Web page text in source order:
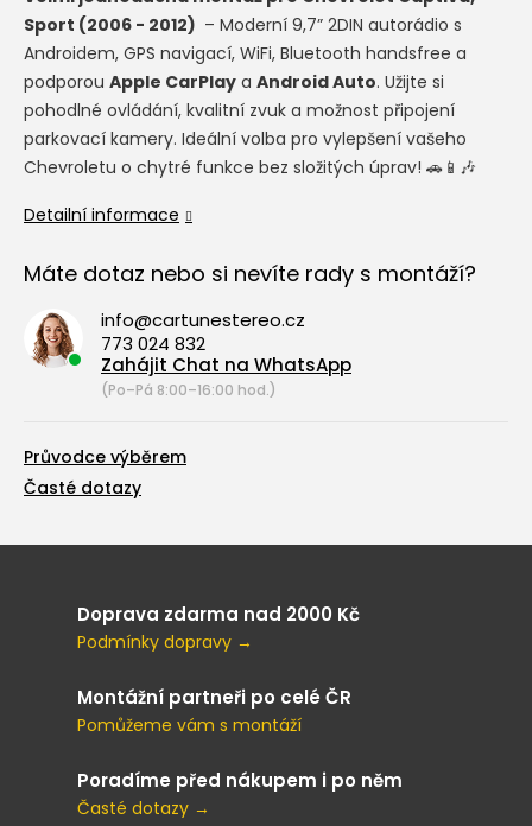
Sport (2006 - 2012) – Moderní 9,7” 2DIN autorádio s
Androidem, GPS navigací, WiFi, Bluetooth handsfree a
podporou Apple CarPlay a Android Auto. Užijte si
pohodlné ovládání, kvalitní zvuk a možnost připojení
parkovací kamery. Ideální volba pro vylepšení vašeho
Chevroletu o chytré funkce bez složitých úprav! 🚗📱🎶
Detailní informace
Máte dotaz nebo si nevíte rady s montáží?
info@cartunestereo.cz
773 024 832
Zahájit Chat na WhatsApp
(Po–Pá 8:00–16:00 hod.)
Průvodce výběrem
Časté dotazy
Doprava zdarma nad 2000 Kč
Podmínky dopravy →
Montážní partneři po celé ČR
Pomůžeme vám s montáží
Poradíme před nákupem i po něm
Časté dotazy →